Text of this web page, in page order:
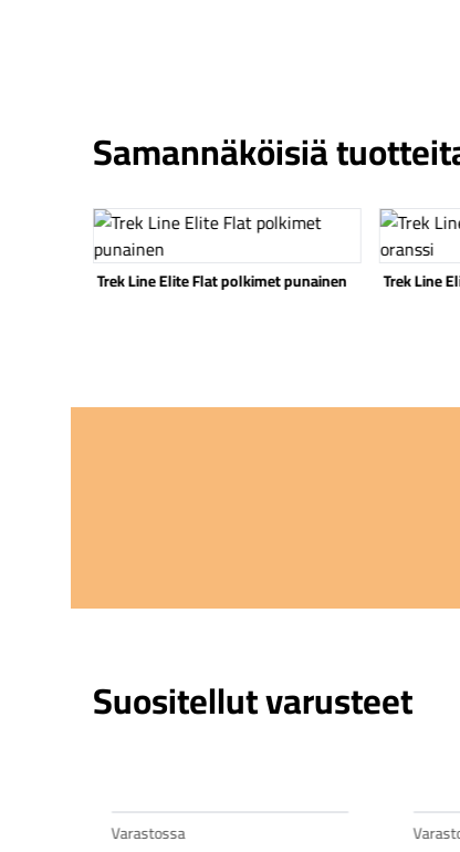
Samannäköisiä
Katso tuote
Trek Line Elite Flat polkimet punainen
Katso tuote
Trek Line
Suositellut varusteet
Varastossa